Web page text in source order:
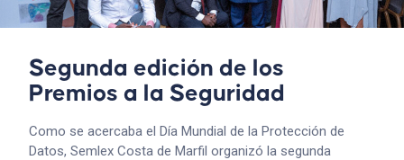
Segunda edición de los
Premios a la Seguridad
Como se acercaba el Día Mundial de la Protección de
Datos, Semlex Costa de Marfil organizó la segunda